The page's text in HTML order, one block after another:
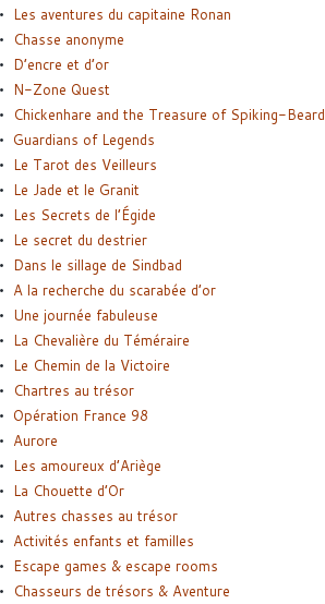
Les aventures du capitaine Ronan
Chasse anonyme
D’encre et d’or
N-Zone Quest
Chickenhare and the Treasure of Spiking-Beard
Guardians of Legends
Le Tarot des Veilleurs
Le Jade et le Granit
Les Secrets de l’Égide
Le secret du destrier
Dans le sillage de Sindbad
A la recherche du scarabée d’or
Une journée fabuleuse
La Chevalière du Téméraire
Le Chemin de la Victoire
Chartres au trésor
Opération France 98
Aurore
Les amoureux d’Ariège
La Chouette d’Or
Autres chasses au trésor
Activités enfants et familles
Escape games & escape rooms
Chasseurs de trésors & Aventure